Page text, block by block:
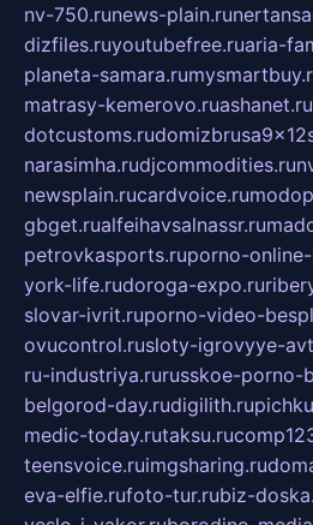
nv-750.runews-plain.ru
dizfiles.ruyoutubefree.ruaria-
planeta-samara.ru
matrasy-kemerovo.ruashanet.ru
dotcustoms.ru
narasimha.rudjcommodities.ru
newsplain.rucardvoice.ru
gbget.rualfeihavsalnassr.ru
petrovkasports.ruporno-
york-life.rudoroga-expo.ru
slovar-ivrit.ruporno-video-
ovucontrol.rusloty-igrovyye-
ru-industriya.rurusskoe-porno-
belgorod-day.rudigilith.ru
medic-today.rutaksu.ru
teensvoice.ruimgsharing.ru
eva-elfie.rufoto-tur.rubiz-